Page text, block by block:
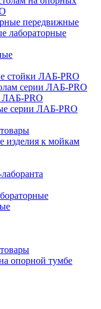
передвижные
лабораторные
стойки ЛАБ-PRO
серии ЛАБ-PRO
ЛАБ-PRO
серии ЛАБ-PRO
изделия к мойкам
опорной тумбе